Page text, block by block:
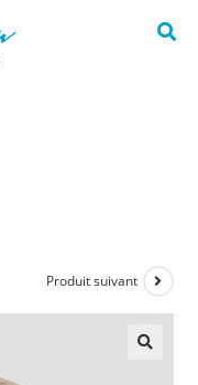
Produit suivant